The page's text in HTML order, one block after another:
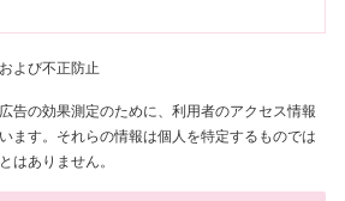
よび不正防止
告の効果測定のために、利用者のアクセス情報
ます。それらの情報は個人を特定するものでは
はありません。